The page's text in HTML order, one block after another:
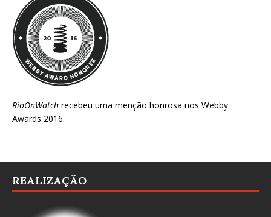
RioOnWatch recebeu uma menção honrosa nos Webby
Awards 2016.
REALIZAÇÃO